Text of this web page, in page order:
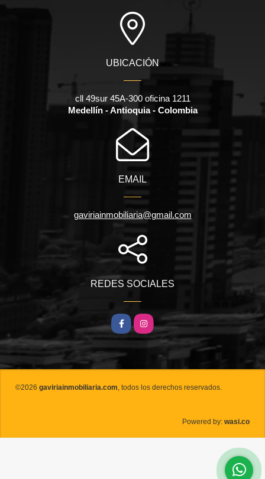
UBICACIÓN
cll 49sur 45A-300 oficina 1211
Medellín - Antioquia - Colombia
EMAIL
gaviriainmobiliaria@gmail.com
REDES SOCIALES
FacebookInstagram
©2026 gaviriainmobiliaria.com, todos los derechos reservados.
Powered by: wasi.co